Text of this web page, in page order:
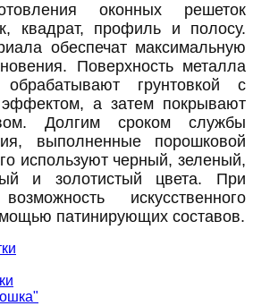
оконных решеток
квадрат, профиль и полосу.
обеспечат максимальную
Поверхность металла
обрабатывают грунтовкой с
эффектом, а затем покрывают
Долгим сроком службы
выполненные порошковой
используют черный, зеленый,
и золотистый цвета. При
искусственного
патинирующих составов.